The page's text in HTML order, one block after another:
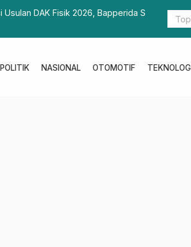
Bapperida Sulbar Tekankan
SMSI
POLITIK NASIONAL OTOMOTIF